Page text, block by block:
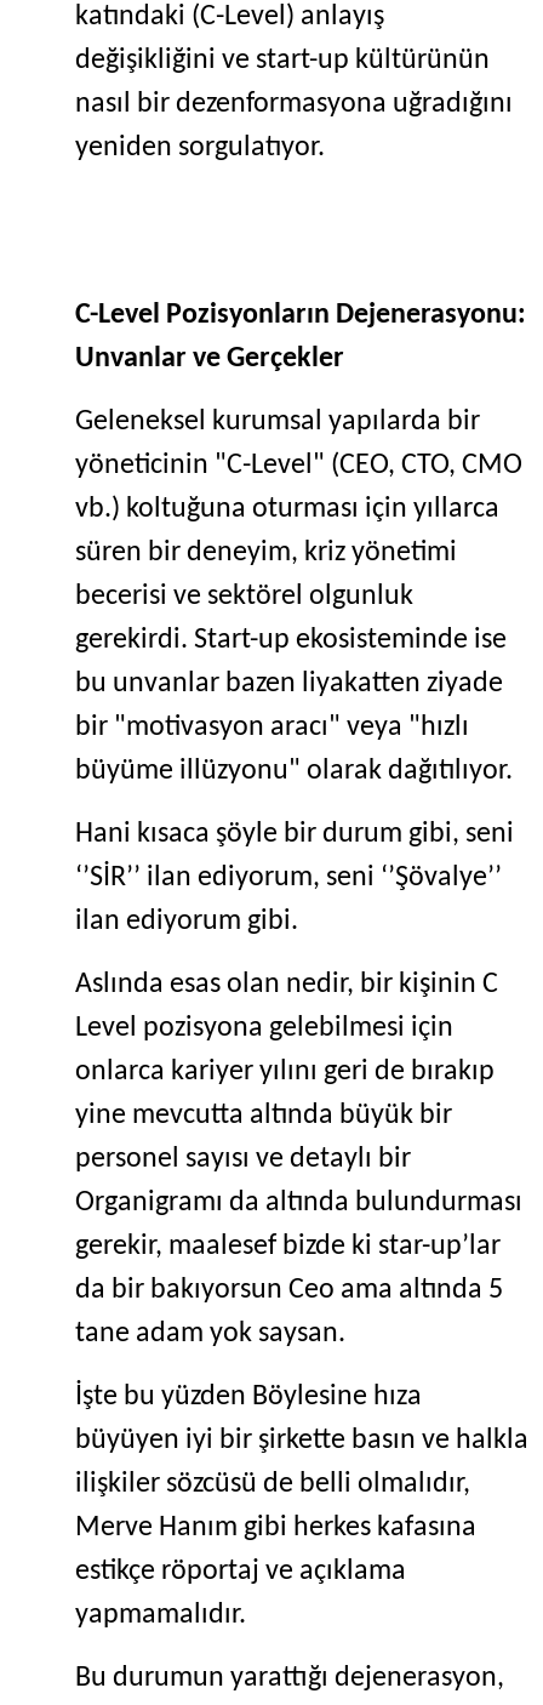
katındaki (C-Level) anlayış
değişikliğini ve start-up kültürünün
nasıl bir dezenformasyona uğradığını
yeniden sorgulatıyor.
C-Level Pozisyonların Dejenerasyonu:
Unvanlar ve Gerçekler
Geleneksel kurumsal yapılarda bir
yöneticinin "C-Level" (CEO, CTO, CMO
vb.) koltuğuna oturması için yıllarca
süren bir deneyim, kriz yönetimi
becerisi ve sektörel olgunluk
gerekirdi. Start-up ekosisteminde ise
bu unvanlar bazen liyakatten ziyade
bir "motivasyon aracı" veya "hızlı
büyüme illüzyonu" olarak dağıtılıyor.
Hani kısaca şöyle bir durum gibi, seni
‘’SİR’’ ilan ediyorum, seni ‘’Şövalye’’
ilan ediyorum gibi.
Aslında esas olan nedir, bir kişinin C
Level pozisyona gelebilmesi için
onlarca kariyer yılını geri de bırakıp
yine mevcutta altında büyük bir
personel sayısı ve detaylı bir
Organigramı da altında bulundurması
gerekir, maalesef bizde ki star-up’lar
da bir bakıyorsun Ceo ama altında 5
tane adam yok saysan.
İşte bu yüzden Böylesine hıza
büyüyen iyi bir şirkette basın ve halkla
ilişkiler sözcüsü de belli olmalıdır,
Merve Hanım gibi herkes kafasına
estikçe röportaj ve açıklama
yapmamalıdır.
Bu durumun yarattığı dejenerasyon,